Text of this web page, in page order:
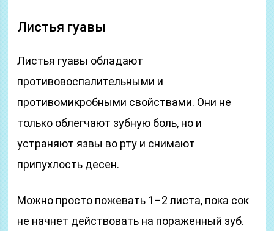
Листья гуавы
Листья гуавы обладают
противовоспалительными и
противомикробными свойствами. Они не
только облегчают зубную боль, но и
устраняют язвы во рту и снимают
припухлость десен.
Можно просто пожевать 1–2 листа, пока сок
не начнет действовать на пораженный зуб.